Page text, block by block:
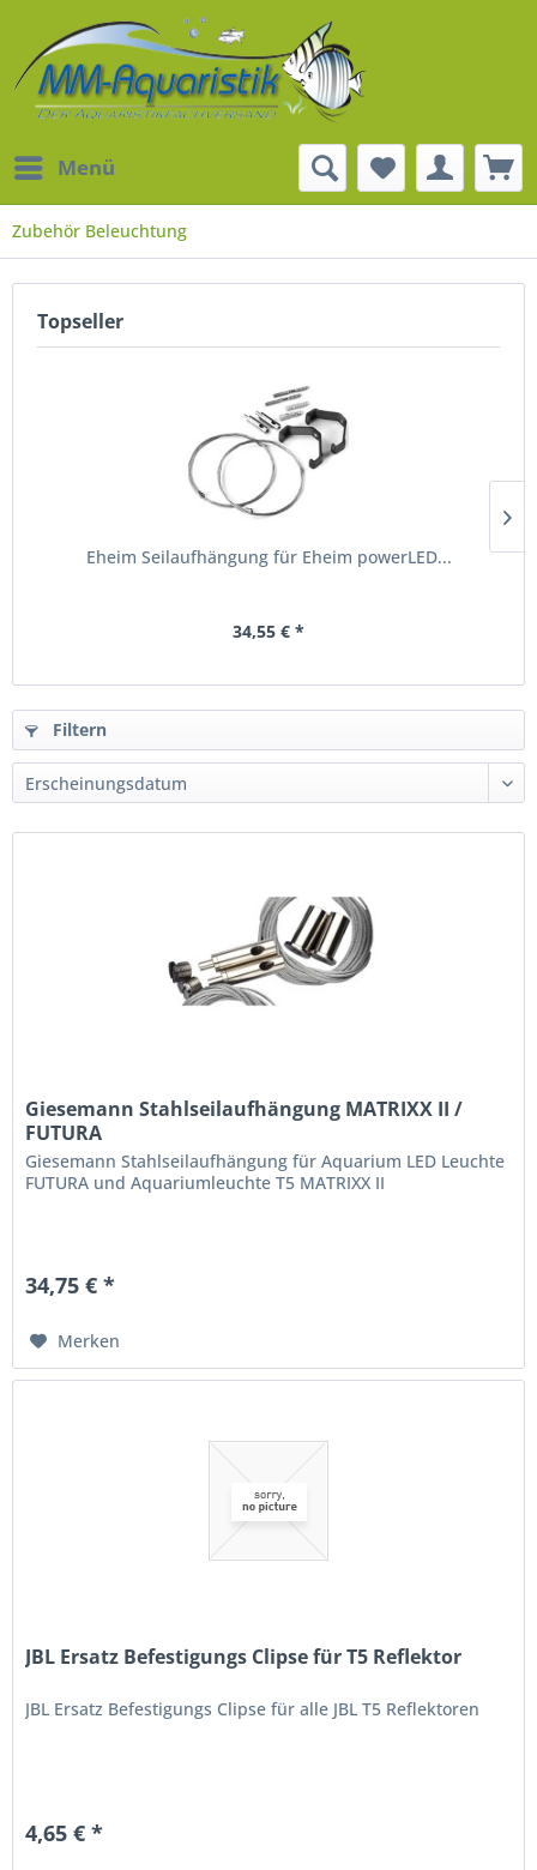
Menü
Zubehör Beleuchtung
Topseller
Eheim Seilaufhängung für Eheim powerLED...
34,55 € *
Filtern
Giesemann Stahlseilaufhängung MATRIXX II /
FUTURA
Giesemann Stahlseilaufhängung für Aquarium LED Leuchte
FUTURA und Aquariumleuchte T5 MATRIXX II
34,75 € *
Merken
JBL Ersatz Befestigungs Clipse für T5 Reflektor
JBL Ersatz Befestigungs Clipse für alle JBL T5 Reflektoren
4,65 € *